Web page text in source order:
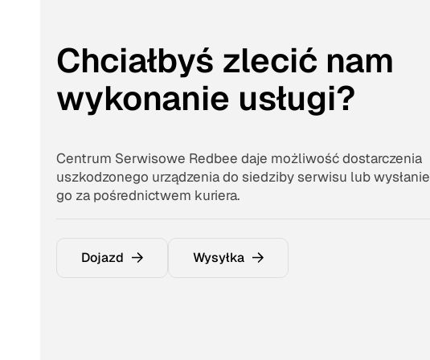
Chciałbyś zlecić nam
wykonanie usługi?
Centrum Serwisowe Redbee daje możliwość dostarczenia
uszkodzonego urządzenia do siedziby serwisu lub wysłanie
go za pośrednictwem kuriera.
Dojazd Wysyłka